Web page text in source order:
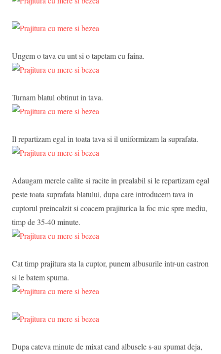
Ungem o tava cu unt si o tapetam cu faina.
Turnam blatul obtinut in tava.
Il repartizam egal in toata tava si il uniformizam la suprafata.
Adaugam merele calite si racite in prealabil si le repartizam egal
peste toata suprafata blatului, dupa care introducem tava in
cuptorul preincalzit si coacem prajiturica la foc mic spre mediu,
timp de 35-40 minute.
Cat timp prajitura sta la cuptor, punem albusurile intr-un castron
si le batem spuma.
Dupa cateva minute de mixat cand albusele s-au spumat deja,